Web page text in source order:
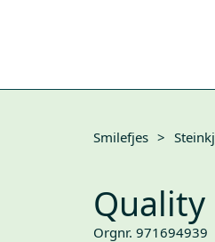
Smilefjes >
Quality
Orgnr. 971694939